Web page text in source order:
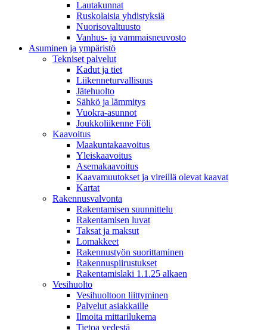
Lautakunnat
Ruskolaisia yhdistyksiä
Nuorisovaltuusto
Vanhus- ja vammaisneuvosto
Asuminen ja ympäristö
Tekniset palvelut
Kadut ja tiet
Liikenneturvallisuus
Jätehuolto
Sähkö ja lämmitys
Vuokra-asunnot
Joukkoliikenne Föli
Kaavoitus
Maakuntakaavoitus
Yleiskaavoitus
Asemakaavoitus
Kaavamuutokset ja vireillä olevat kaavat
Kartat
Rakennusvalvonta
Rakentamisen suunnittelu
Rakentamisen luvat
Taksat ja maksut
Lomakkeet
Rakennustyön suorittaminen
Rakennuspiirustukset
Rakentamislaki 1.1.25 alkaen
Vesihuolto
Vesihuoltoon liittyminen
Palvelut asiakkaille
Ilmoita mittarilukema
Tietoa vedestä